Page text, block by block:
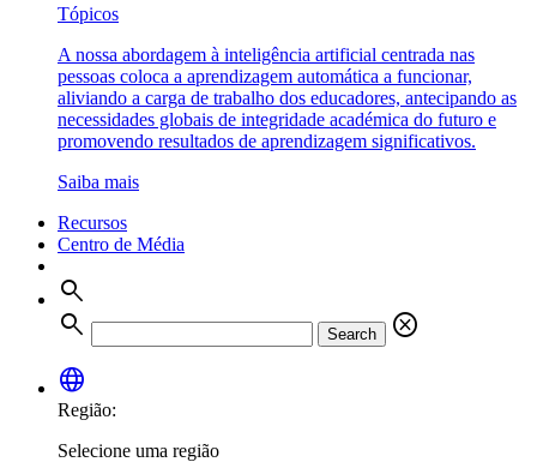
Tópicos
A nossa abordagem à inteligência artificial centrada nas
pessoas coloca a aprendizagem automática a funcionar,
aliviando a carga de trabalho dos educadores, antecipando as
necessidades globais de integridade académica do futuro e
promovendo resultados de aprendizagem significativos.
Saiba mais
Recursos
Centro de Média
search
search
Search
cancel
language
Região:
Selecione uma região